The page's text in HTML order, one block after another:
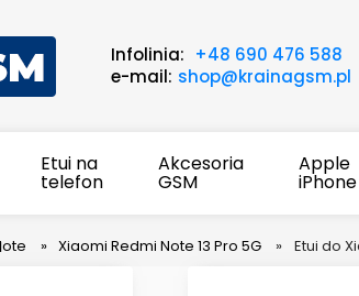
Infolinia: +48 690 476 588
e-mail: shop@krainagsm.pl
Etui na
telefon
Akcesoria
GSM
Apple
iPhone
» Xiaomi Redmi Note 13 Pro 5G » Etui do